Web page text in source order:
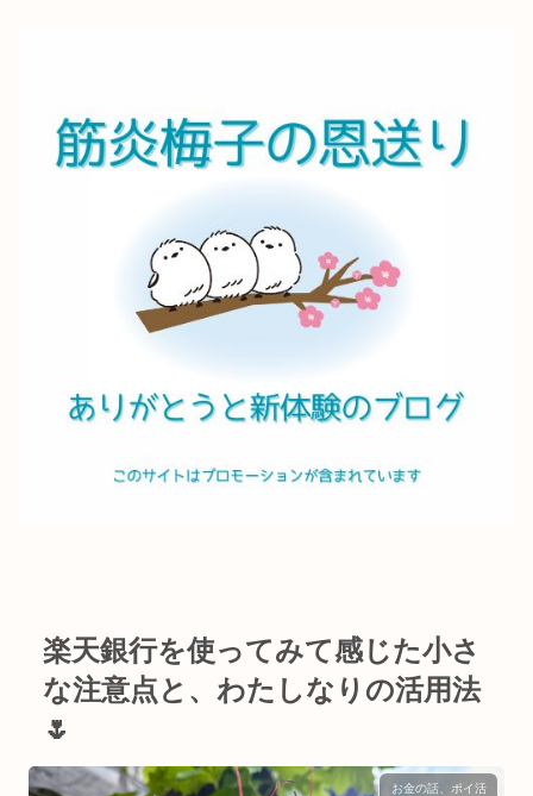
楽天銀行を使ってみて感じた小さ
な注意点と、わたしなりの活用法
🌷
お金の話、ポイ活